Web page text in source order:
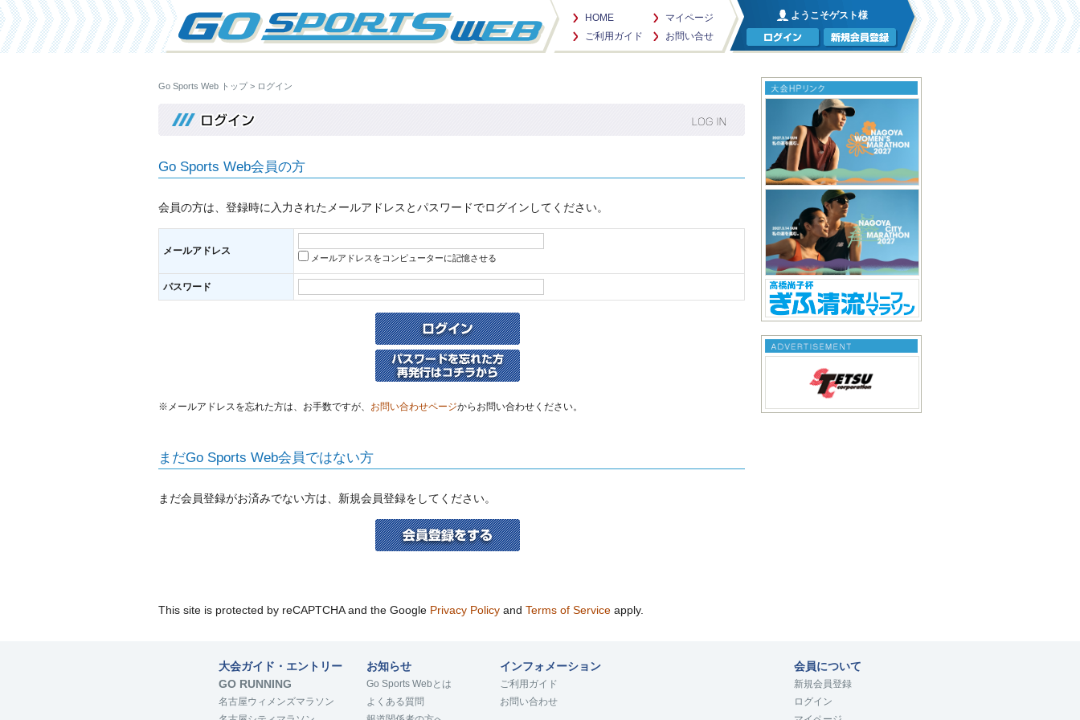
HOME
マイページ
ご利用ガイド
お問い合せ
ようこそゲスト様
Go Sports Web トップ ログイン
Go Sports Web会員の方
会員の方は、登録時に入力されたメールアドレスとパスワードでログインしてください。
メールアドレス
メールアドレスをコンピューターに記憶させる
パスワード
※メールアドレスを忘れた方は、お手数ですが、 お問い合わせページからお問い合わせください。
まだGo Sports Web会員ではない方
まだ会員登録がお済みでない方は、新規会員登録をしてください。
This site is protected by reCAPTCHA and the Google Privacy Policy and Terms of Service apply.
大会ガイド・エントリー
GO RUNNING
名古屋ウィメンズマラソン
お知らせ
Go Sports Webとは
よくある質問
インフォメーション
ご利用ガイド
お問い合わせ
会員について
新規会員登録
ログイン